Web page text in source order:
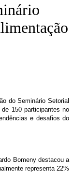
do Seminário Setorial
150 participantes no
e desafios do
Bomeny destacou a
representa 22%